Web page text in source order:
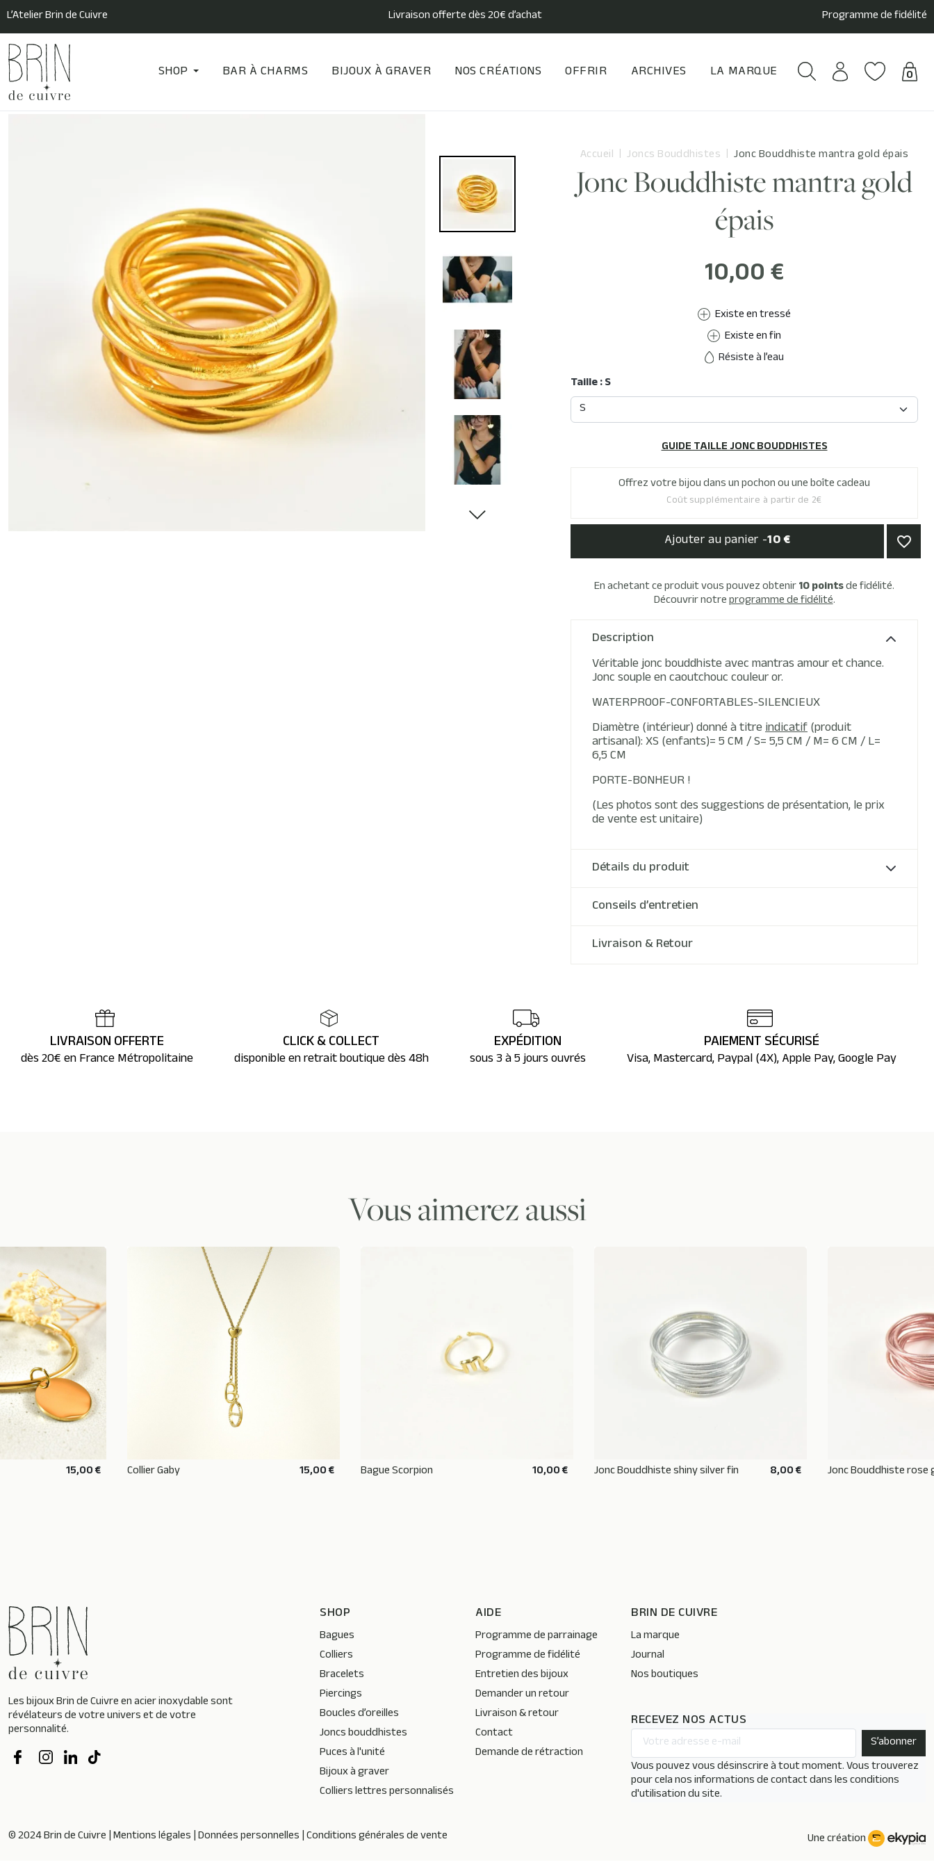
L’Atelier Brin de Cuivre Livraison offerte dès 20€ d’achat Programme de fidélité
SHOP BAR À CHARMS BIJOUX À GRAVER NOS CRÉATIONS OFFRIR ARCHIVES LA MARQUE 0
Accueil Joncs Bouddhistes Jonc Bouddhiste mantra gold épais
Jonc Bouddhiste mantra gold
épais
10,00 €
Existe en tressé
Existe en fin
Résiste à l’eau
Taille : S
GUIDE TAILLE JONC BOUDDHISTES
Offrez votre bijou dans un pochon ou une boîte cadeau
Coût supplémentaire à partir de 2€
Ajouter au panier -10 € favorite_border
En achetant ce produit vous pouvez obtenir10pointsde fidélité.
Découvrir notreprogramme de fidélité.
Description
Véritable jonc bouddhiste avec mantras amour et chance.
Jonc souple en caoutchouc couleur or.
WATERPROOF-CONFORTABLES-SILENCIEUX
Diamètre (intérieur) donné à titreindicatif(produit
artisanal): XS (enfants)= 5 CM / S= 5,5 CM / M= 6 CM / L=
6,5 CM
PORTE-BONHEUR !
(Les photos sont des suggestions de présentation, le prix
de vente est unitaire)
Détails du produit
Conseils d’entretien
Livraison & Retour
LIVRAISON OFFERTE
dès 20€ en France Métropolitaine
CLICK & COLLECT
disponible en retrait boutique dès 48h
EXPÉDITION
sous 3 à 5 jours ouvrés
PAIEMENT SÉCURISÉ
Visa, Mastercard, Paypal (4X), Apple Pay, Google Pay
Vous aimerez aussi
15,00 € Collier Gaby 15,00 € AJOUTER AU PANIER
Bague Scorpion 10,00 € AJOUTER AU PANIER
Jonc Bouddhiste shiny silver fin 8,00 € AJOUTER
Jonc Bouddhiste rose
Les bijoux Brin de Cuivre en acier inoxydable sont
révélateurs de votre univers et de votre
personnalité.
SHOP
Bagues
Colliers
Bracelets
Piercings
Boucles d’oreilles
Joncs bouddhistes
Puces à l'unité
Bijoux à graver
Colliers lettres personnalisés
AIDE
Programme de parrainage
Programme de fidélité
Entretien des bijoux
Demander un retour
Livraison & retour
Contact
Demande de rétraction
BRIN DE CUIVRE
La marque
Journal
Nos boutiques
RECEVEZ NOS ACTUS
Vous pouvez vous désinscrire à tout moment. Vous trouverez
pour cela nos informations de contact dans les conditions
d'utilisation du site.
© 2024 Brin de Cuivre |Mentions légales|Données personnelles|Conditions générales de vente Une création